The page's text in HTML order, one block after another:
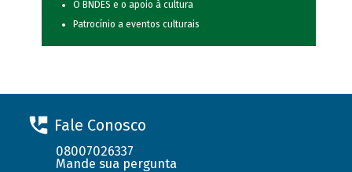
O BNDES e o apoio à cultura
Patrocínio a eventos culturais
Fale Conosco
08007026337
Mande sua pergunta